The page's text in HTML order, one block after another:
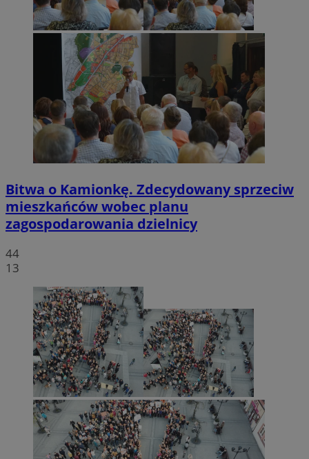
Bitwa o Kamionkę. Zdecydowany sprzeciw
mieszkańców wobec planu
zagospodarowania dzielnicy
44
13